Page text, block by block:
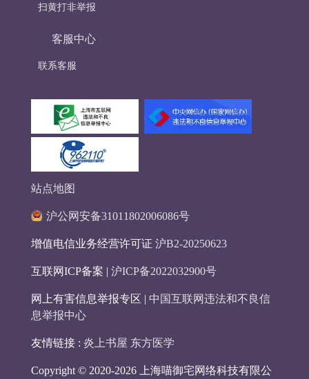
扫黄打非举报
客服中心
联系客服
站点地图
沪公网安备31011802006086号
增值电信业务经营许可证 沪B2-20250623
互联网ICP备案 | 沪ICP备2022032900号
网上有害信息举报专区 | 中国互联网违法和不良信
息举报中心
友情链接 : 炎上书屋 东方医学
Copyright © 2020-2026 上海喵御宅网络科技有限公